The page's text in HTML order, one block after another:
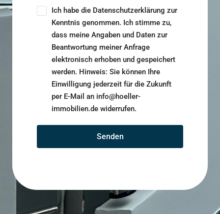
Ich habe die Datenschutzerklärung zur
Kenntnis genommen. Ich stimme zu,
dass meine Angaben und Daten zur
Beantwortung meiner Anfrage
elektronisch erhoben und gespeichert
werden. Hinweis: Sie können Ihre
Einwilligung jederzeit für die Zukunft
per E-Mail an info@hoeller-
immobilien.de widerrufen.
Senden